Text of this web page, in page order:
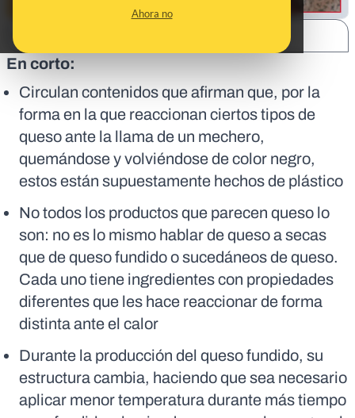
Ahora no
En corto:
Circulan contenidos que afirman que, por la
forma en la que reaccionan ciertos tipos de
queso ante la llama de un mechero,
quemándose y volviéndose de color negro,
estos están supuestamente hechos de plástico
No todos los productos que parecen queso lo
son: no es lo mismo hablar de queso a secas
que de queso fundido o sucedáneos de queso.
Cada uno tiene ingredientes con propiedades
diferentes que les hace reaccionar de forma
distinta ante el calor
Durante la producción del queso fundido, su
estructura cambia, haciendo que sea necesario
aplicar menor temperatura durante más tiempo